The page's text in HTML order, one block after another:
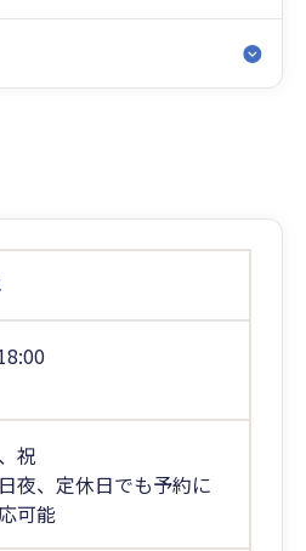
祝
、定休日でも予約に
可能